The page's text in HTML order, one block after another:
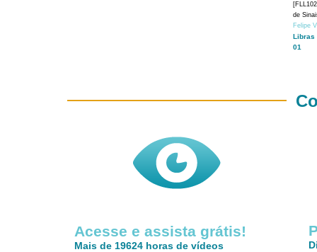
de
Felipe
Libras
01
Acesse e assista grátis!
Mais de 19624 horas de vídeos